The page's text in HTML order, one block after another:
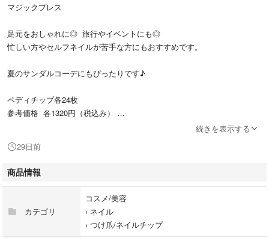
マジックプレス
足元をおしゃれに◎ 旅行やイベントにも◎
忙しい方やセルフネイルが苦手な方にもおすすめです。
夏のサンダルコーデにもぴったりです♪
ペディチップ各24枚
参考価格 各1320円（税込み）
ください。
【発送方法】
**ポスト投函（匿名配送予定）**で発送します。
簡易包装にご理解いただける方のみご購入をお願いします。
続きを表示する
29日前
商品情報
カテゴリ
コスメ/美容
› ネイル
› つけ爪/ネイルチップ